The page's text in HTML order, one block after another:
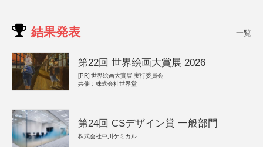
結果発表 一覧
第22回 世界絵画大賞展 2026
[PR] 世界絵画大賞展 実行委員会
共催：株式会社世界堂
第24回 CSデザイン賞 一般部門
株式会社中川ケミカル